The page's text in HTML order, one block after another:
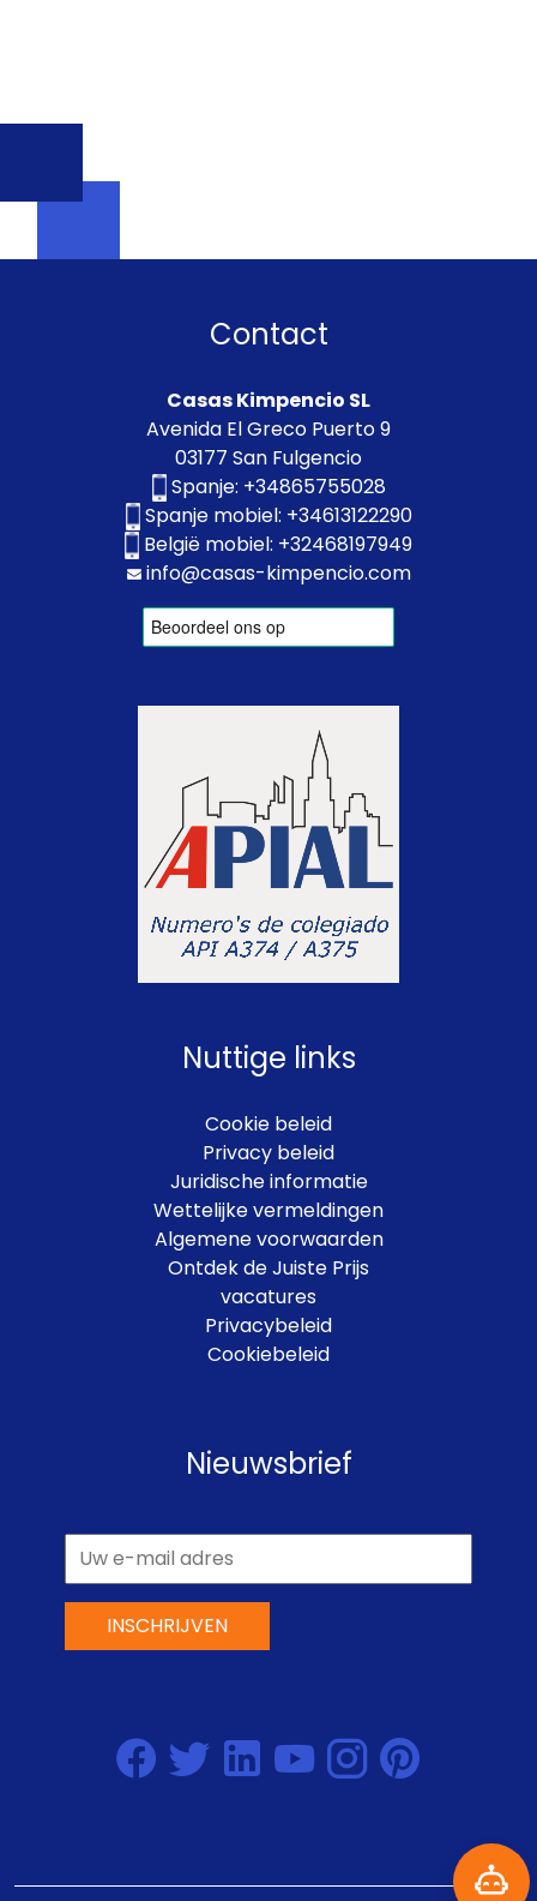
Contact
Casas Kimpencio SL
Avenida El Greco Puerto 9
03177 San Fulgencio
Spanje: +34865755028
Spanje mobiel: +34613122290
België mobiel: +32468197949
info@casas-kimpencio.com
Nuttige links
Cookie beleid
Privacy beleid
Juridische informatie
Wettelijke vermeldingen
Algemene voorwaarden
Ontdek de Juiste Prijs
vacatures
Privacybeleid
Cookiebeleid
Nieuwsbrief
INSCHRIJVEN